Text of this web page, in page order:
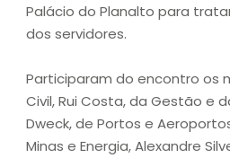
Palácio do Planalto para
dos servidores.
Participaram do encontro os
Civil, Rui Costa, da Gestão e
Dweck, de Portos e
Minas e Energia, Alexandre